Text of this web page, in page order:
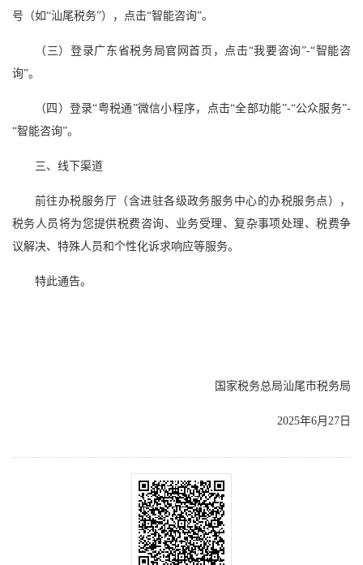
号（如“汕尾税务”），点击“智能咨询”。
（三）登录广东省税务局官网首页，点击“我要咨询”-“智能咨
询”。
（四）登录“粤税通”微信小程序，点击“全部功能”-“公众服务”-
“智能咨询”。
三、线下渠道
前往办税服务厅（含进驻各级政务服务中心的办税服务点），
税务人员将为您提供税费咨询、业务受理、复杂事项处理、税费争
议解决、特殊人员和个性化诉求响应等服务。
特此通告。
国家税务总局汕尾市税务局
2025年6月27日